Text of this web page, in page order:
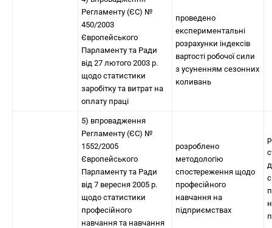
Регламенту (ЄС) №
450/2003
Європейського
Парламенту та Ради
від 27 лютого 2003 р.
щодо статистики
заробітку та витрат на
оплату праці
проведено
експериментальні
розрахунки індексів
вартості робочої сили
з усуненням сезонних
коливань
5) впровадження
Регламенту (ЄС) №
1552/2005
Європейського
Парламенту та Ради
від 7 вересня 2005 р.
щодо статистики
професійного
навчання та навчання
розроблено
методологію
спостереження щодо
професійного
навчання на
підприємствах